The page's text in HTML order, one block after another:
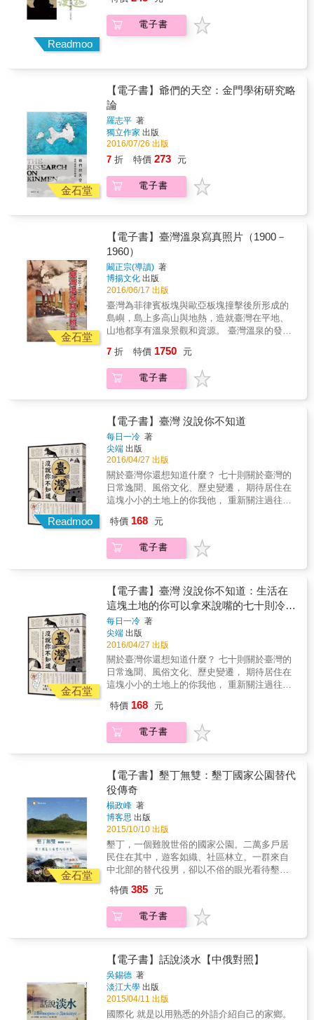
Readmoo
電子書
金石堂
【電子書】爺們的天空：金門學術研究略
論
羅志平 著
獨立作家 出版
2016/07/26 出版
7 折 特價 273 元
電子書
金石堂
【電子書】臺灣溫泉寫真照片（1900－
1960）
闞正宗(導讀) 著
博揚文化 出版
2016/06/17 出版
臺灣為菲律賓板塊與歐亞板塊撞擊後所形成的
島嶼，島上多高山與地熱，造就臺灣在平地、
山地都享有溫泉景觀和資源。 臺灣溫泉的發掘
期，戰後持續經營。 歷史最悠久的北投溫泉，
於1894年由德國硫磺商人Quely發現，並開設臺
灣第一家溫泉俱樂部；日治時期大規模開發，
及照片為主，其中照片尤以日治時期北投溫泉
為大宗。 書冊之外，亦收錄諸多明信片、日治
時期臺灣各地溫泉風景相關圖片，遍覽臺灣溫
泉開發的過程與景觀，輔以人文觀光的資料，
呈現臺灣溫泉的得天獨厚與人地交融。
7 折 特價 1750 元
電子書
Readmoo
【電子書】臺灣 沒說你不知道
每日一冷 著
尖端 出版
2016/04/27 出版
關於臺灣你還想知道什麼？ 七十則關於臺灣的
日常逸聞、風俗文化、歷史變遷， 期待居住在
這塊小小的土地上的你我他， 重新關注過往視
日復一日， 當生活早已被型塑成例行公事，每
天印入眼簾的盡是重複光景， 你的好奇心是否
早已疲乏無力、昏昏欲睡？ 本書集結七十則歷
注入冷冽涼水，喚醒生活觀察之趣味。 冷知識
── 泛指看似無價值、無關痛癢，可能是陳舊細
瑣、也可以是繁雜須待整理的資訊情報或知
識。 它就藏在你我生活的縫隙間，等待你的發
現&hellip;&hellip; ‧夜間舉行的「送肉粽」儀
式，千萬別搶著要參加！ ‧為什麼台北北門是紅
通通的磚樓，跟其他門一點也不一樣？ ‧北故
宮、南故宮，最早的故宮居然是在台中！ ‧不同
色的鯖魚罐頭，難道是想戰南北？ ‧雲林縣裡居
然沒有雲林？ ‧24節氣的「清明」跟國定清明節
口，你有走過嗎？ 本土味耍冷文藝復興運動，
MIT臺灣製造，不純砍頭！ 七十則「巷子內」
冷知識認證，正港「臺客」即刻養成！ A cold
特價 168 元
電子書
金石堂
【電子書】臺灣 沒說你不知道：生活在
這塊土地的你可以拿來說嘴的七十則冷知
識
每日一冷 著
尖端 出版
2016/04/27 出版
關於臺灣你還想知道什麼？ 七十則關於臺灣的
日常逸聞、風俗文化、歷史變遷， 期待居住在
這塊小小的土地上的你我他， 重新關注過往視
日復一日， 當生活早已被型塑成例行公事，每
天印入眼簾的盡是重複光景， 你的好奇心是否
早已疲乏無力、昏昏欲睡？ 本書集結七十則歷
注入冷冽涼水，喚醒生活觀察之趣味。 冷知識
── 泛指看似無價值、無關痛癢，可能是陳舊細
瑣、也可以是繁雜須待整理的資訊情報或知
識。 它就藏在你我生活的縫隙間，等待你的發
現&hellip;&hellip; ‧夜間舉行的「送肉粽」儀
式，千萬別搶著要參加！ ‧為什麼台北北門是紅
通通的磚樓，跟其他門一點也不一樣？ ‧北故
宮、南故宮，最早的故宮居然是在台中！ ‧不同
色的鯖魚罐頭，難道是想戰南北？ ‧雲林縣裡居
然沒有雲林？ ‧24節氣的「清明」跟國定清明節
口，你有走過嗎？ 本土味耍冷文藝復興運動，
MIT臺灣製造，不純砍頭！ 七十則「巷子內」
冷知識認證，正港「臺客」即刻養成！ A cold
特價 168 元
電子書
金石堂
【電子書】墾丁無雙：墾丁國家公園替代
役傳奇
楊政峰 著
博客思 出版
2015/10/10 出版
墾丁，一個難脫世俗的國家公園。二萬多戶居
民住在其中，遊客如織、社區林立。一群來自
中北部的替代役男，卻以不俗的眼光看待墾丁
生態驚奇，以及每一段難忘的情誼，一起寫下
墾丁國家公園替代役傳奇。
特價 385 元
電子書
【電子書】話說淡水【中俄對照】
吳錫德 著
淡江大學 出版
2015/04/11 出版
國際化 就是以用熟悉的外語介紹自己的家鄉。